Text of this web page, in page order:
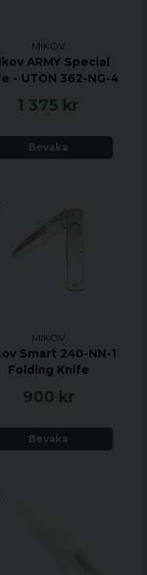
MIKOV
ARMY Special
- UTON 362-NG-4
1 375 kr
Bevaka
MIKOV
Smart 240-NN-1
Folding Knife
900 kr
Bevaka
camping,
användning.